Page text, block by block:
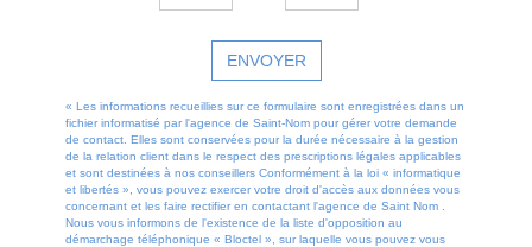
ENVOYER
« Les informations recueillies sur ce formulaire sont enregistrées dans un
fichier informatisé par l'agence de Saint-Nom pour gérer votre demande
de contact. Elles sont conservées pour la durée nécessaire à la gestion
de la relation client dans le respect des prescriptions légales applicables
et sont destinées à nos conseillers Conformément à la loi « informatique
et libertés », vous pouvez exercer votre droit d'accès aux données vous
concernant et les faire rectifier en contactant l'agence de Saint Nom .
Nous vous informons de l'existence de la liste d'opposition au
démarchage téléphonique « Bloctel », sur laquelle vous pouvez vous